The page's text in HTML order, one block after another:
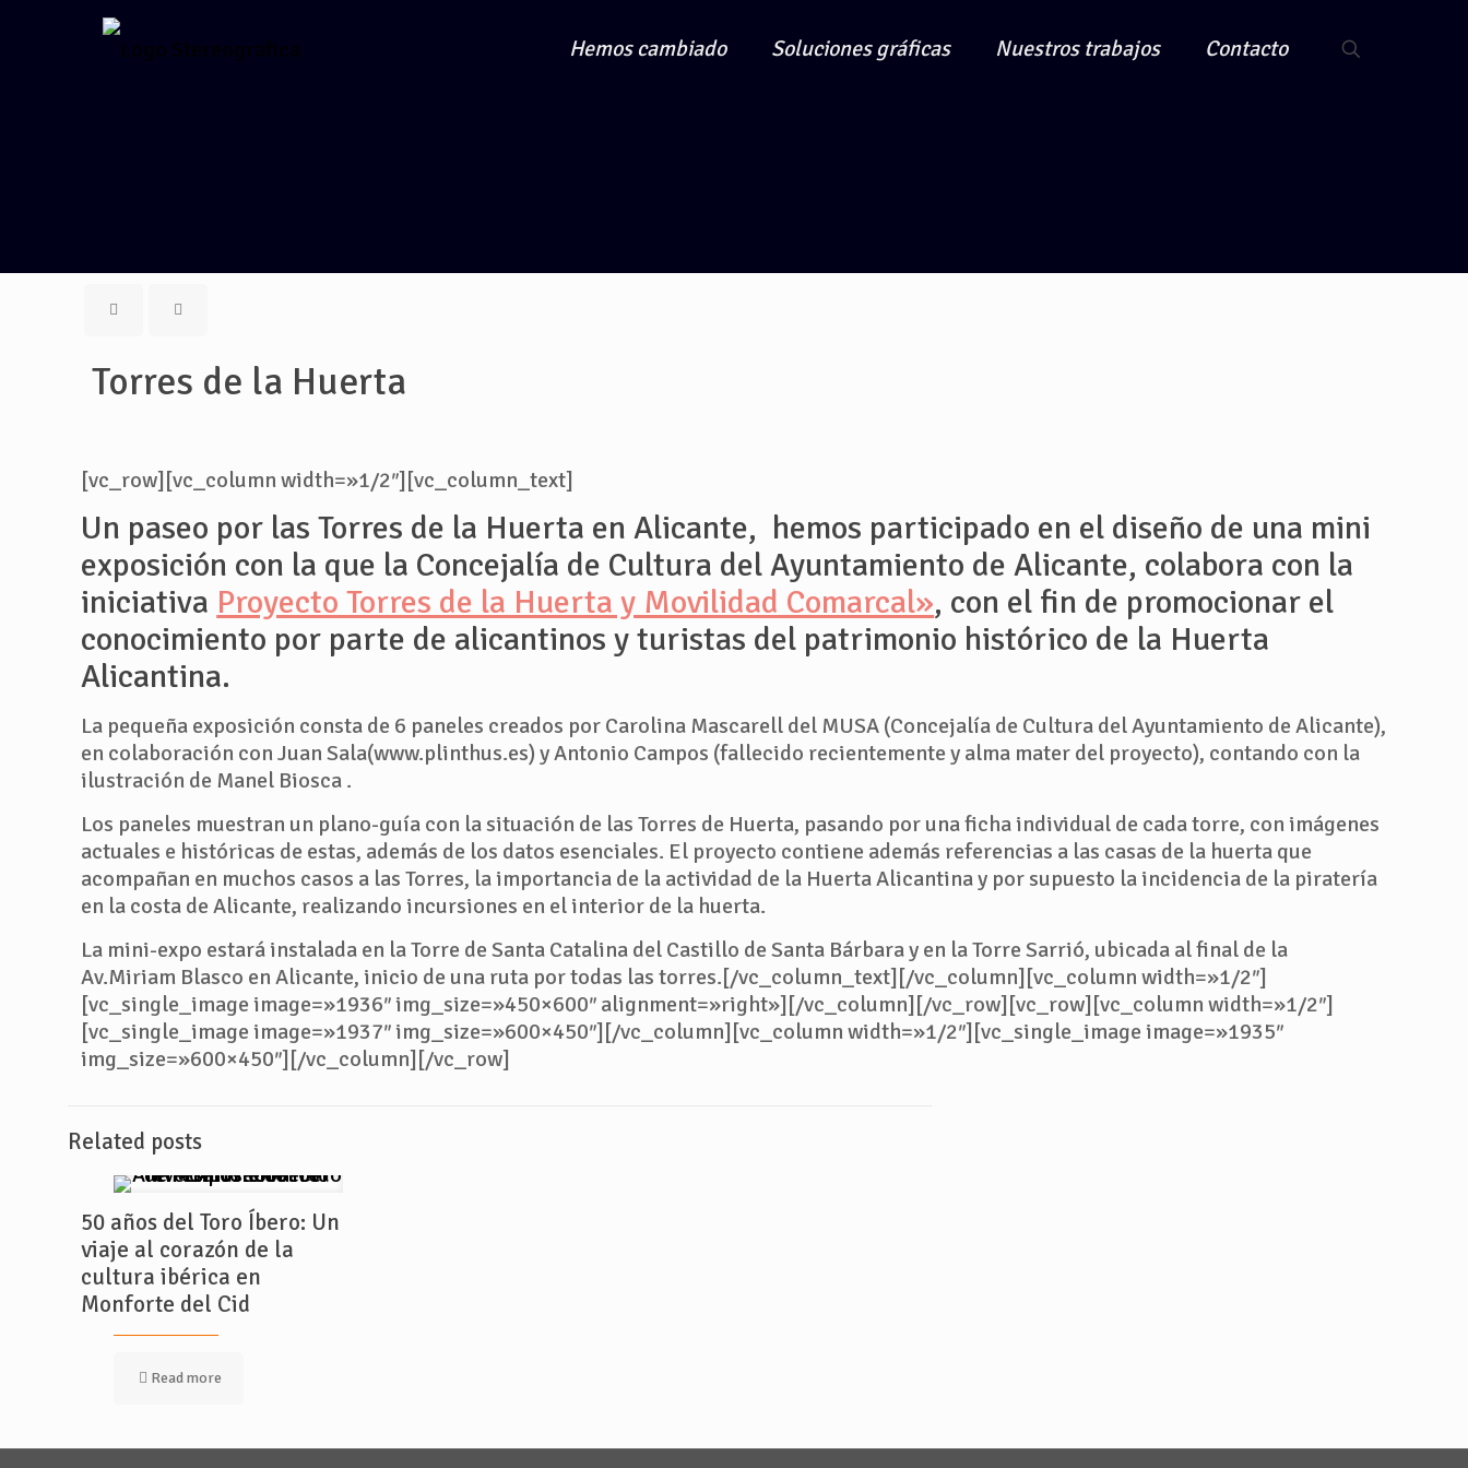
Hemos cambiado Soluciones gráficas Nuestros trabajos Contacto
Torres de la Huerta
[vc_row][vc_column width=»1/2″][vc_column_text]
Un paseo por las Torres de la Huerta en Alicante, hemos participado en el diseño de una mini
exposición con la que la Concejalía de Cultura del Ayuntamiento de Alicante, colabora con la
iniciativa Proyecto Torres de la Huerta y Movilidad Comarcal», con el fin de promocionar el
conocimiento por parte de alicantinos y turistas del patrimonio histórico de la Huerta
Alicantina.
La pequeña exposición consta de 6 paneles creados por Carolina Mascarell del MUSA (Concejalía de Cultura del Ayuntamiento de Alicante),
en colaboración con Juan Sala(www.plinthus.es) y Antonio Campos (fallecido recientemente y alma mater del proyecto), contando con la
ilustración de Manel Biosca .
Los paneles muestran un plano-guía con la situación de las Torres de Huerta, pasando por una ficha individual de cada torre, con imágenes
actuales e históricas de estas, además de los datos esenciales. El proyecto contiene además referencias a las casas de la huerta que
acompañan en muchos casos a las Torres, la importancia de la actividad de la Huerta Alicantina y por supuesto la incidencia de la piratería
en la costa de Alicante, realizando incursiones en el interior de la huerta.
La mini-expo estará instalada en la Torre de Santa Catalina del Castillo de Santa Bárbara y en la Torre Sarrió, ubicada al final de la
Av.Miriam Blasco en Alicante, inicio de una ruta por todas las torres.[/vc_column_text][/vc_column][vc_column width=»1/2″]
[vc_single_image image=»1936″ img_size=»450×600″ alignment=»right»][/vc_column][/vc_row][vc_row][vc_column width=»1/2″]
[vc_single_image image=»1937″ img_size=»600×450″][/vc_column][vc_column width=»1/2″][vc_single_image image=»1935″
img_size=»600×450″][/vc_column][/vc_row]
Related posts
50 años del Toro Íbero: Un
viaje al corazón de la
cultura ibérica en
Monforte del Cid
Read more